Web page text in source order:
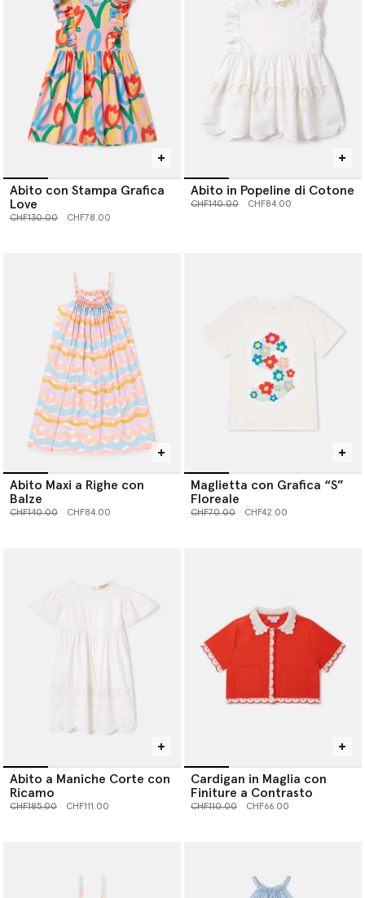
Abito con Stampa Grafica
Love
Prezzo ridotto da
CHF130.00a CHF78.00
Abito in Popeline di Cotone
Prezzo ridotto da
CHF140.00a CHF84.00
Abito Maxi a Righe con
Balze
Prezzo ridotto da
CHF140.00a CHF84.00
Maglietta con Grafica “S”
Floreale
Prezzo ridotto da
CHF70.00a CHF42.00
Abito a Maniche Corte con
Ricamo
Prezzo ridotto da
CHF185.00a CHF111.00
Cardigan in Maglia con
Finiture a Contrasto
Prezzo ridotto da
CHF110.00a CHF66.00